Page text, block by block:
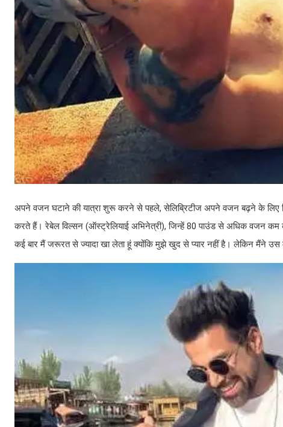
अपने वजन घटाने की यात्रा शुरू करने से पहले, सेलिब्रिटीज अपने वजन बढ़ने के लिए
करते हैं। रेबेल विल्सन (ऑस्ट्रेलियाई अभिनेत्री), जिन्हें 80 पाउंड से अधिक वजन कम
कई बार मैं जरूरत से ज्यादा खा लेता हूं क्योंकि मुझे खुद से प्यार नहीं है। लेकिन मैंने